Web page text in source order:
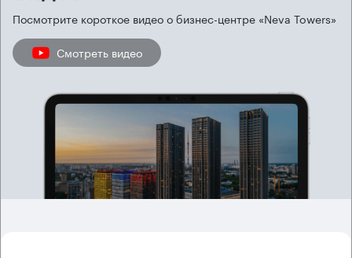
Посмотрите короткое видео о бизнес-центре «Neva Towers»
Смотреть видео